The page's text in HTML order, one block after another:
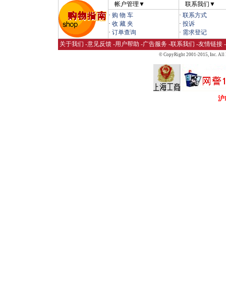
帐户管理▼
联系我们▼
· 购 物 车
· 收 藏 夹
· 订单查询
· 联系方式
· 投诉
· 需求登记
关于我们 -意见反馈 -用户帮助 -广告服务 -联系我们 -友情链接 -
© CopyRight 2001-2015,Inc. All
沪